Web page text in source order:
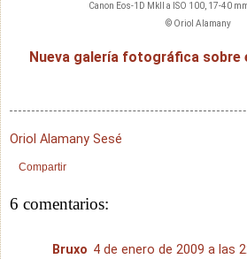
Canon Eos-1D MkII a ISO 100, 17-40
© Oriol Alamany
Nueva galería fotográfica sobre
Oriol Alamany Sesé
Compartir
6 comentarios:
Bruxo 4 de enero de 2009 a las